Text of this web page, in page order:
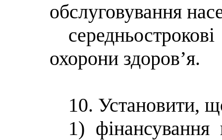
обслуговування
охорони здоров’я.
10. Установити,
1) фінансування